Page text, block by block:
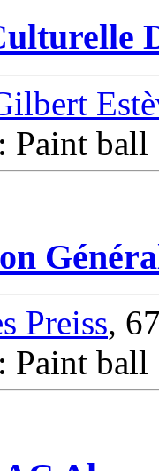
Paint
Preiss,
Paint